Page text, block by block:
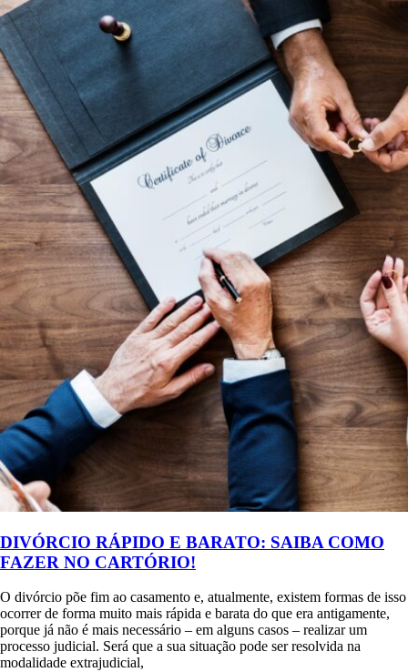
DIVÓRCIO RÁPIDO E BARATO: SAIBA COMO
FAZER NO CARTÓRIO!
O divórcio põe fim ao casamento e, atualmente, existem formas de isso
ocorrer de forma muito mais rápida e barata do que era antigamente,
porque já não é mais necessário – em alguns casos – realizar um
processo judicial. Será que a sua situação pode ser resolvida na
modalidade extrajudicial,